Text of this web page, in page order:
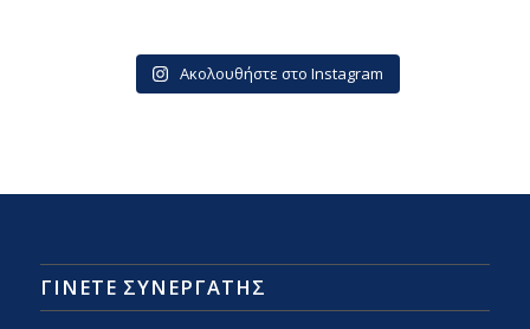
Ακολουθήστε στο Instagram
ΓΙΝΕΤΕ ΣΥΝΕΡΓΑΤΗΣ